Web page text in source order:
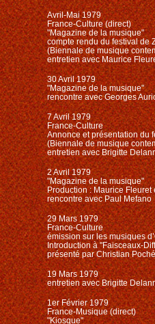
Avril-Mai 1979
France-Culture (direct)
"Magazine de la musique"
compte rendu du festival de
(Biennale de musique
entretien avec Maurice
30 Avril 1979
"Magazine de la musique"
rencontre avec Georges
7 Avril 1979
France-Culture
Annonce et présentation du
(Biennale de musique
entretien avec Brigitte
2 Avril 1979
"Magazine de la musique"
Production : Maurice Fleuret
rencontre avec Paul Mefano
29 Mars 1979
France-Culture
émission sur les musiques
Introduction à "Faisceaux-
présenté par Christian Poché
19 Mars 1979
entretien avec Brigitte
1er Février 1979
France-Musique (direct)
"Kiosque"